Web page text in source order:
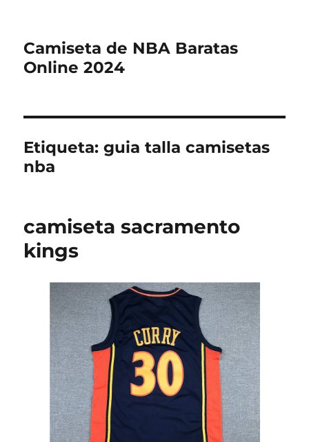
Camiseta de NBA Baratas
Online 2024
Etiqueta:guia talla camisetas
nba
camiseta sacramento
kings